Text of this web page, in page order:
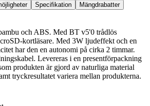
Specifikation
Mängdrabatter
och ABS. Med BT v5'0 trådlös
kortläsare. Med 3W ljudeffekt och en
har den en autonomi på cirka 2 timmar.
Levereras i en presentförpackning
produkten är gjord av naturliga material
tryckresultatet variera mellan produkterna.